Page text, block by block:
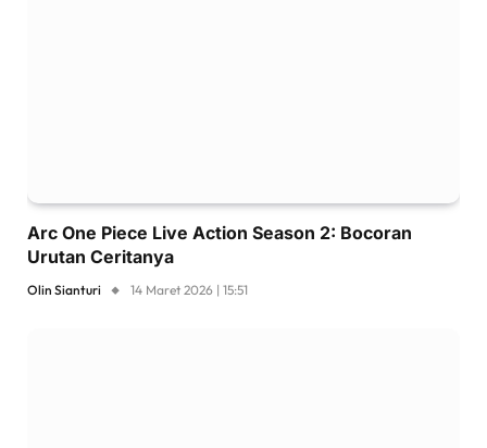
Arc One Piece Live Action Season 2: Bocoran
Urutan Ceritanya
Olin Sianturi 14 Maret 2026 | 15:51